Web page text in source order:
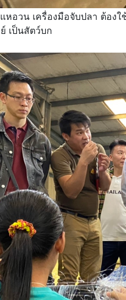
หอวน เครื่องมือจับปลา ต้อง
เป็นสัตว์บก